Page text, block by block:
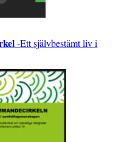
-Ett självbestämt liv i